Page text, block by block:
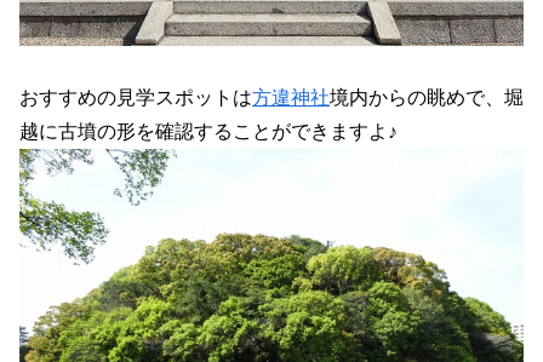
おすすめの見学スポットは方違神社境内からの眺めで、堀
越に古墳の形を確認することができますよ♪